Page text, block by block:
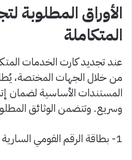
الأوراق المطلوبة
المتكاملة
عند تجديد كارت الخدمات
من خلال الجهات المختصة،
المستندات الأساسية لضمان
وسريع. وتتضمن الوثائق
1- بطاقة الرقم القومي السارية (صورة واضحة).